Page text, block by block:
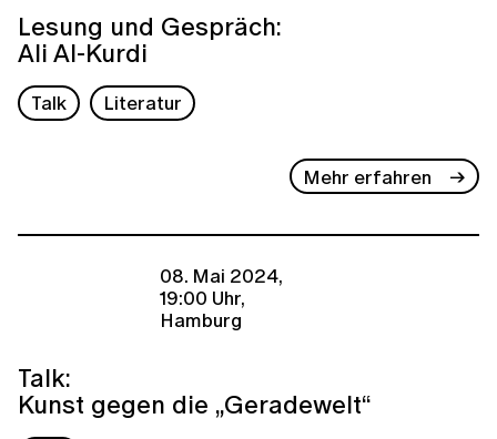
Lesung und Gespräch:
Ali Al-Kurdi
Talk Literatur
Mehr erfahren
08. Mai 2024,
19:00 Uhr,
Hamburg
Talk:
Kunst gegen die „Geradewelt“